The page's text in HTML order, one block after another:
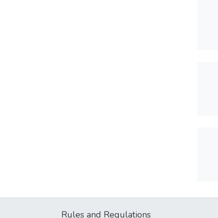
Rules and Regulations